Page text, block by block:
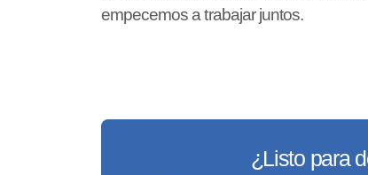
empecemos a trabajar juntos.
¿Listo para